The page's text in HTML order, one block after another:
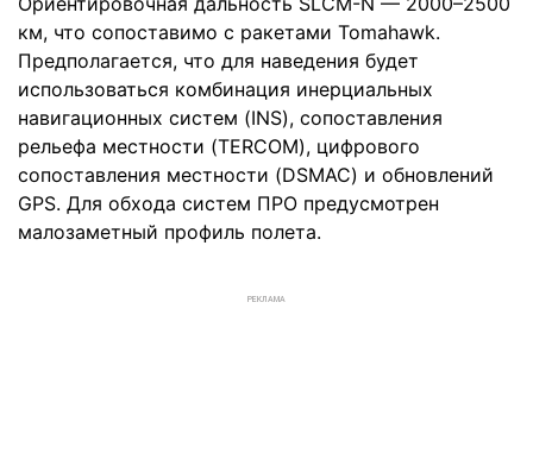
км, что сопоставимо с ракетами Tomahawk.
Предполагается, что для наведения будет
использоваться комбинация инерциальных
навигационных систем (INS), сопоставления
рельефа местности (TERCOM), цифрового
сопоставления местности (DSMAC) и обновлений
GPS. Для обхода систем ПРО предусмотрен
малозаметный профиль полета.
РЕКЛАМА